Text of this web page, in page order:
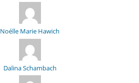
Noélle Marie Hawich
Dalina Schambach